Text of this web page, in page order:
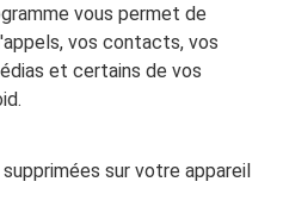
vous permet de
vos contacts, vos
et certains de vos
sur votre appareil